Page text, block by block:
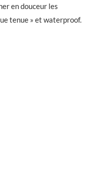
en douceur les
tenue » et waterproof.